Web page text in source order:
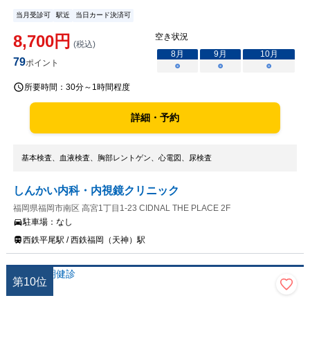
当月受診可 駅近 当日カード決済可
8,700円 (税込)
79ポイント
空き状況
8月 9月 10月
○
○ ○
所要時間： 30分～1時間程度
詳細・予約
基本検査、血液検査、胸部レントゲン、心電図、尿検査
しんかい内科・内視鏡クリニック
福岡県福岡市南区 高宮1丁目1-23 CIDNAL THE PLACE 2F
駐車場： なし
西鉄平尾駅 / 西鉄福岡（天神）駅
第10位